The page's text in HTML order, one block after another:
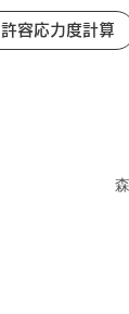
許容応力度計算